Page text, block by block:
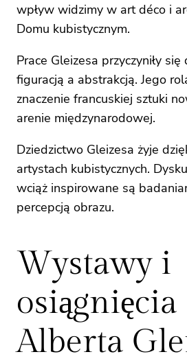
wpływ widzimy w art déco i
Domu kubistycznym.
Prace Gleizesa przyczyniły
figuracją a abstrakcją. Jego
znaczenie francuskiej sztuki
arenie międzynarodowej.
Dziedzictwo Gleizesa żyje
artystach kubistycznych.
wciąż inspirowane są
percepcją obrazu.
Wystawy i
osiągnięcia
Alberta